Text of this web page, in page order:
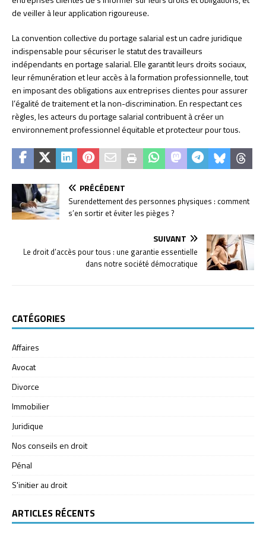
de veiller à leur application rigoureuse.
La convention collective du portage salarial est un cadre juridique
indispensable pour sécuriser le statut des travailleurs
indépendants en portage salarial. Elle garantit leurs droits sociaux,
leur rémunération et leur accès à la formation professionnelle, tout
en imposant des obligations aux entreprises clientes pour assurer
l’égalité de traitement et la non-discrimination. En respectant ces
règles, les acteurs du portage salarial contribuent à créer un
environnement professionnel équitable et protecteur pour tous.
PRÉCÉDENT
Surendettement des personnes physiques : comment
s’en sortir et éviter les pièges ?
SUIVANT
Le droit d’accès pour tous : une garantie essentielle
dans notre société démocratique
CATÉGORIES
Affaires
Avocat
Divorce
Immobilier
Juridique
Nos conseils en droit
Pénal
S'initier au droit
ARTICLES RÉCENTS